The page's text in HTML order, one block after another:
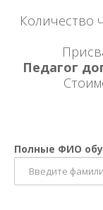
Количество
Педагог
Полные ФИО